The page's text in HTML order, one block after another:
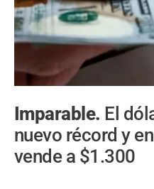
Imparable. El
nuevo récord y
vende a $1.300